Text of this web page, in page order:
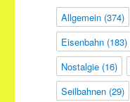
Allgemein (374)
Eisenbahn (183)
Nostalgie (16)
Seilbahnen (29)